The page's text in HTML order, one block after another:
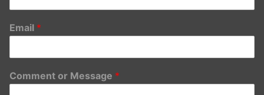
Email *
Comment or Message *